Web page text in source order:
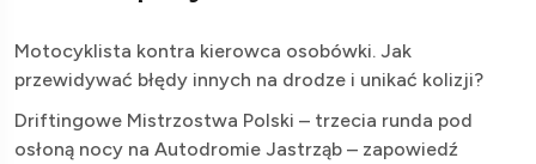
Motocyklista kontra kierowca osobówki. Jak
przewidywać błędy innych na drodze i unikać kolizji?
Driftingowe Mistrzostwa Polski – trzecia runda pod
osłoną nocy na Autodromie Jastrząb – zapowiedź